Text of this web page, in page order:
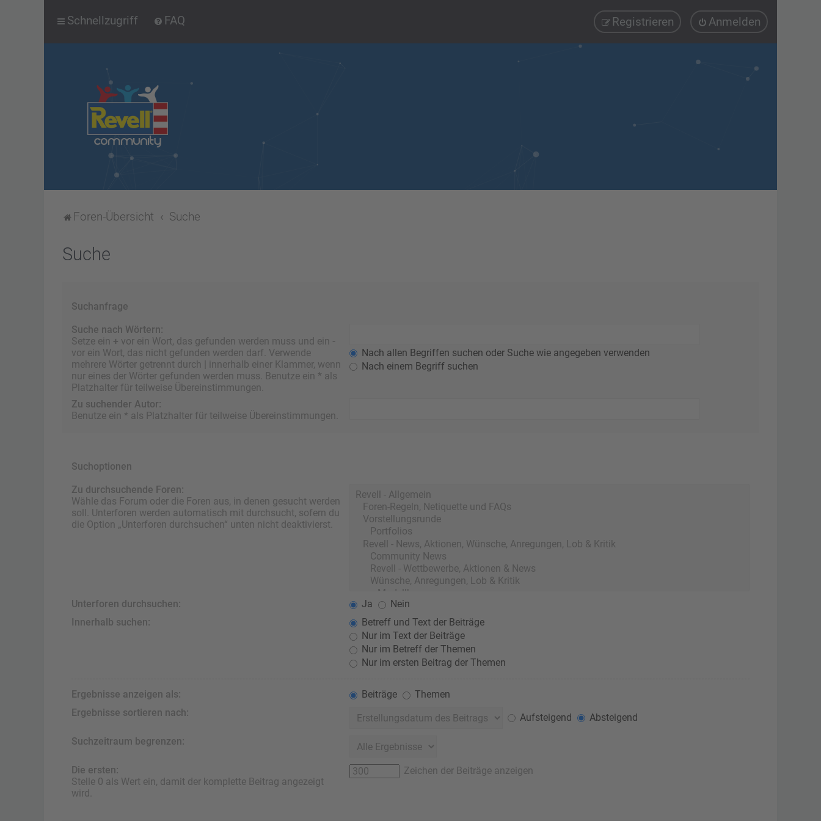
Schnellzugriff FAQ Anmelden
Registrieren
Foren-Übersicht Suche
Suche
Suchanfrage
Suche nach Wörtern:
Setze ein + vor ein Wort, das gefunden werden muss und ein -
vor ein Wort, das nicht gefunden werden darf. Verwende
mehrere Wörter getrennt durch
innerhalb einer Klammer, wenn
nur eines der Wörter gefunden werden muss. Benutze ein * als
Platzhalter für teilweise Übereinstimmungen.
Nach allen Begriffen suchen oder Suche wie angegeben verwenden
Nach einem Begriff suchen
Zu suchender Autor:
Benutze ein * als Platzhalter für teilweise Übereinstimmungen.
Suchoptionen
Zu durchsuchende Foren:
Wähle das Forum oder die Foren aus, in denen gesucht werden
soll. Unterforen werden automatisch mit durchsucht, sofern du
die Option „Unterforen durchsuchen“ unten nicht deaktivierst.
Unterforen durchsuchen: Ja
Nein
Innerhalb suchen:
Betreff und Text der Beiträge
Nur im Text der Beiträge
Nur im Betreff der Themen
Nur im ersten Beitrag der Themen
Ergebnisse anzeigen als: Beiträge
Themen
Ergebnisse sortieren nach:
Aufsteigend Absteigend
Suchzeitraum begrenzen:
Die ersten:
Stelle 0 als Wert ein, damit der komplette Beitrag angezeigt
wird.
Zeichen der Beiträge anzeigen